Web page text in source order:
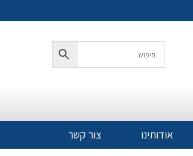
אודותינו צור קשר